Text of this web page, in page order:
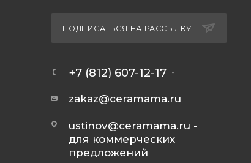
ПОДПИСАТЬСЯ НА РАССЫЛКУ
+7 (812) 607-12-17
zakaz@ceramama.ru
ustinov@ceramama.ru -
для коммерческих
предложений